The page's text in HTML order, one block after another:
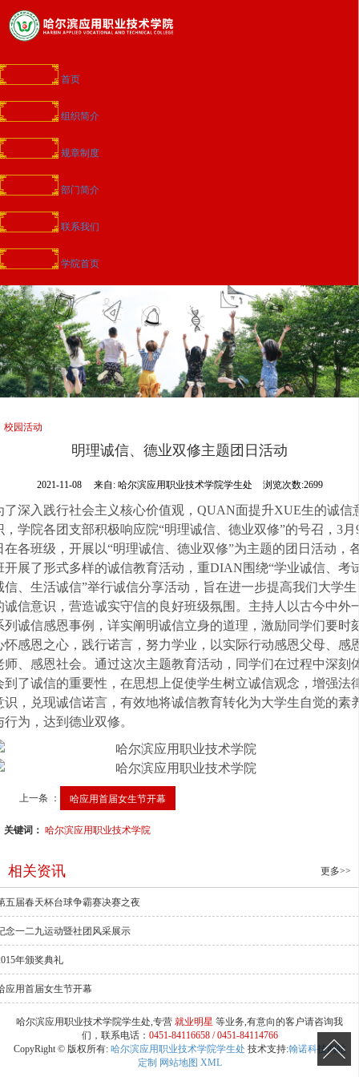
首页
组织简介
规章制度
部门简介
联系我们
学院首页
校园活动
明理诚信、德业双修主题团日活动
2021-11-08 来自: 哈尔滨应用职业技术学院学生处 浏览次数:2699
了深入践行社会主义核心价值观，QUAN面提升XUE生的诚信
，学院各团支部积极响应院“明理诚信、德业双修”的号召，3月
在各班级，开展以“明理诚信、德业双修”为主题的团日活动，
开展了形式多样的诚信教育活动，重DIAN围绕“学业诚信、考
信、生活诚信”举行诚信分享活动，旨在进一步提高我们大学生
诚信意识，营造诚实守信的良好班级氛围。主持人以古今中外
列诚信感恩事例，详实阐明诚信立身的道理，激励同学们要时
怀感恩之心，践行诺言，努力学业，以实际行动感恩父母、感
师、感恩社会。通过这次主题教育活动，同学们在过程中深刻
到了诚信的重要性，在思想上促使学生树立诚信观念，增强法
识，兑现诚信诺言，有效地将诚信教育转化为大学生自觉的素
行为，达到德业双修。
上一条 ： 哈应用首届女生节开幕
关键词： 哈尔滨应用职业技术学院
相关资讯 更多>>
五届春天杯台球争霸赛决赛之夜
念一二九运动暨社团风采展示
年颁奖典礼
应用首届女生节开幕
哈尔滨应用职业技术学院学生处,专营 就业明星 等业务,有意向的客户请咨询我
们，联系电话： 0451-84116658 / 0451-84114766
CopyRight © 版权所有: 哈尔滨应用职业技术学院学生处 技术支持:翰诺科技网站
定制 网站地图 XML